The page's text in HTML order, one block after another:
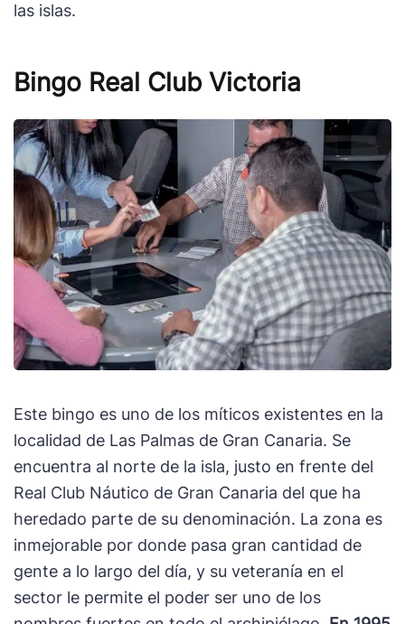
las islas.
Bingo Real Club Victoria
Este bingo es uno de los míticos existentes en la
localidad de Las Palmas de Gran Canaria. Se
encuentra al norte de la isla, justo en frente del
Real Club Náutico de Gran Canaria del que ha
heredado parte de su denominación. La zona es
inmejorable por donde pasa gran cantidad de
gente a lo largo del día, y su veteranía en el
sector le permite el poder ser uno de los